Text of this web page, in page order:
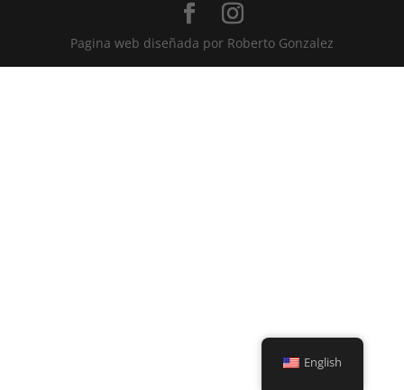
Pagina web diseñada por Roberto Gonzalez
English